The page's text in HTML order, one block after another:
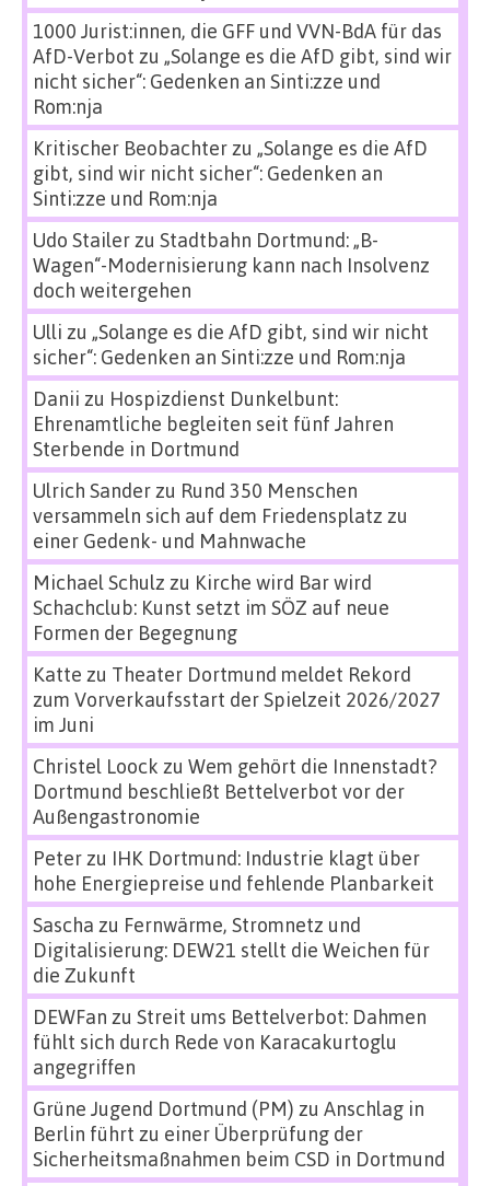
1000 Jurist:innen, die GFF und VVN-BdA für das
AfD-Verbot zu „Solange es die AfD gibt, sind wir
nicht sicher“: Gedenken an Sinti:zze und
Rom:nja
Kritischer Beobachterzu „Solange es die AfD
gibt, sind wir nicht sicher“: Gedenken an
Sinti:zze und Rom:nja
Udo Stailerzu Stadtbahn Dortmund: „B-
Wagen“-Modernisierung kann nach Insolvenz
doch weitergehen
Ulli zu „Solange es die AfD gibt, sind wir nicht
sicher“: Gedenken an Sinti:zze und Rom:nja
Danii zu Hospizdienst Dunkelbunt:
Ehrenamtliche begleiten seit fünf Jahren
Sterbende in Dortmund
Ulrich Sanderzu Rund 350 Menschen
versammeln sich auf dem Friedensplatz zu
einer Gedenk- und Mahnwache
Michael Schulz zu Kirche wird Bar wird
Schachclub: Kunst setzt im SÖZ auf neue
Formen der Begegnung
Katte zu Theater Dortmund meldet Rekord
zum Vorverkaufsstart der Spielzeit 2026/2027
im Juni
Christel Loock zu Wem gehört die Innenstadt?
Dortmund beschließt Bettelverbot vor der
Außengastronomie
Peterzu IHK Dortmund: Industrie klagt über
hohe Energiepreise und fehlende Planbarkeit
Sascha zu Fernwärme, Stromnetz und
Digitalisierung: DEW21 stellt die Weichen für
die Zukunft
DEWFan zu Streit ums Bettelverbot: Dahmen
fühlt sich durch Rede von Karacakurtoglu
angegriffen
Grüne Jugend Dortmund (PM) zu Anschlag in
Berlin führt zu einer Überprüfung der
Sicherheitsmaßnahmen beim CSD in Dortmund